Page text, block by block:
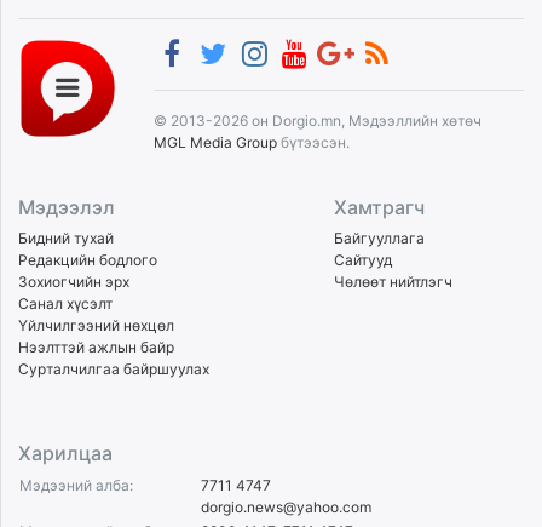
© 2013-2026 он Dorgio.mn, Мэдээллийн хөтөч
MGL Media Group бүтээсэн.
Мэдээлэл
Бидний тухай
Редакцийн бодлого
Зохиогчийн эрх
Санал хүсэлт
Үйлчилгээний нөхцөл
Нээлттэй ажлын байр
Сурталчилгаа байршуулах
Хамтрагч
Байгууллага
Сайтууд
Чөлөөт нийтлэгч
Харилцаа
Мэдээний алба:
7711 4747
dorgio.news@yahoo.com